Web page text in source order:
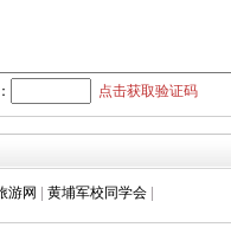
点击获取验证码
游网 黄埔军校同学会